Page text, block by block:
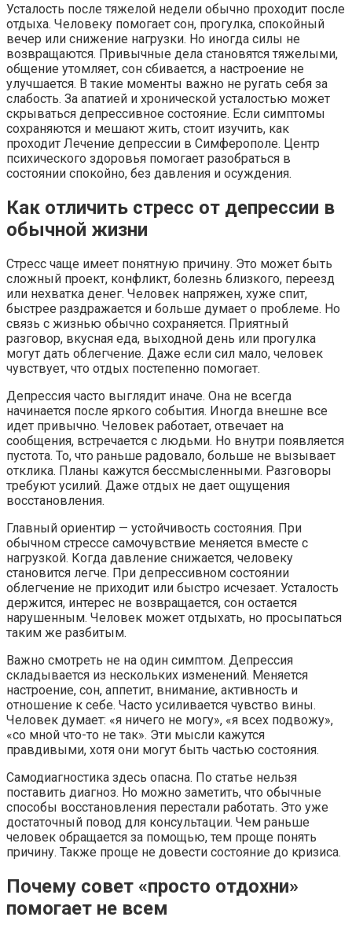
Усталость после тяжелой недели обычно проходит после
отдыха. Человеку помогает сон, прогулка, спокойный
вечер или снижение нагрузки. Но иногда силы не
возвращаются. Привычные дела становятся тяжелыми,
общение утомляет, сон сбивается, а настроение не
улучшается. В такие моменты важно не ругать себя за
слабость. За апатией и хронической усталостью может
скрываться депрессивное состояние. Если симптомы
сохраняются и мешают жить, стоит изучить, как
проходит Лечение депрессии в Симферополе. Центр
психического здоровья помогает разобраться в
состоянии спокойно, без давления и осуждения.
Как отличить стресс от депрессии в
обычной жизни
Стресс чаще имеет понятную причину. Это может быть
сложный проект, конфликт, болезнь близкого, переезд
или нехватка денег. Человек напряжен, хуже спит,
быстрее раздражается и больше думает о проблеме. Но
связь с жизнью обычно сохраняется. Приятный
разговор, вкусная еда, выходной день или прогулка
могут дать облегчение. Даже если сил мало, человек
чувствует, что отдых постепенно помогает.
Депрессия часто выглядит иначе. Она не всегда
начинается после яркого события. Иногда внешне все
идет привычно. Человек работает, отвечает на
сообщения, встречается с людьми. Но внутри появляется
пустота. То, что раньше радовало, больше не вызывает
отклика. Планы кажутся бессмысленными. Разговоры
требуют усилий. Даже отдых не дает ощущения
восстановления.
Главный ориентир — устойчивость состояния. При
обычном стрессе самочувствие меняется вместе с
нагрузкой. Когда давление снижается, человеку
становится легче. При депрессивном состоянии
облегчение не приходит или быстро исчезает. Усталость
держится, интерес не возвращается, сон остается
нарушенным. Человек может отдыхать, но просыпаться
таким же разбитым.
Важно смотреть не на один симптом. Депрессия
складывается из нескольких изменений. Меняется
настроение, сон, аппетит, внимание, активность и
отношение к себе. Часто усиливается чувство вины.
Человек думает: «я ничего не могу», «я всех подвожу»,
«со мной что-то не так». Эти мысли кажутся
правдивыми, хотя они могут быть частью состояния.
Самодиагностика здесь опасна. По статье нельзя
поставить диагноз. Но можно заметить, что обычные
способы восстановления перестали работать. Это уже
достаточный повод для консультации. Чем раньше
человек обращается за помощью, тем проще понять
причину. Также проще не довести состояние до кризиса.
Почему совет «просто отдохни»
помогает не всем